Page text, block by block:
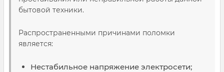
бытовой техники.
Распространенными причинами поломки
является:
Нестабильное напряжение электросети;